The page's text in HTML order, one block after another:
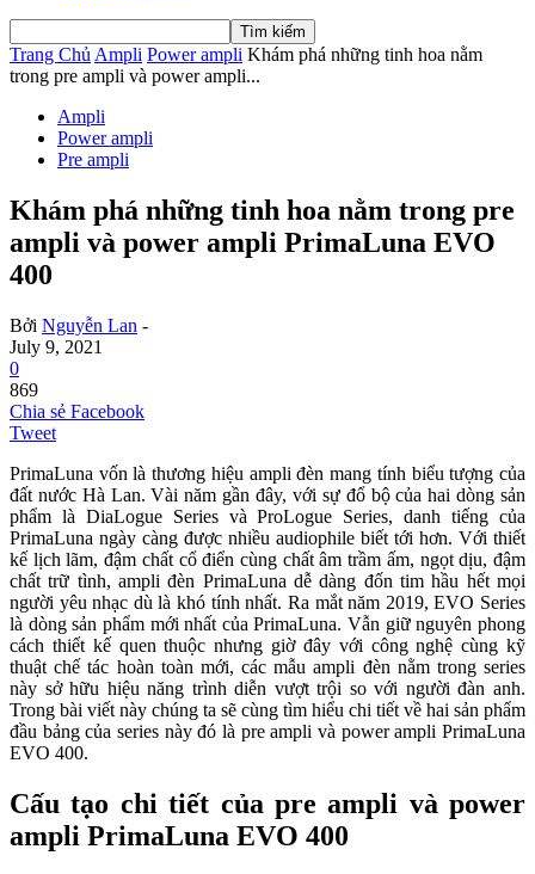
Trang Chủ Ampli Power ampli Khám phá những tinh hoa nằm
trong pre ampli và power ampli...
Ampli
Power ampli
Pre ampli
Khám phá những tinh hoa nằm trong pre
ampli và power ampli PrimaLuna EVO
400
Bởi Nguyễn Lan -
July 9, 2021
0
869
Chia sẻ Facebook
Tweet
PrimaLuna vốn là thương hiệu ampli đèn mang tính biểu tượng của
đất nước Hà Lan. Vài năm gần đây, với sự đổ bộ của hai dòng sản
phẩm là DiaLogue Series và ProLogue Series, danh tiếng của
PrimaLuna ngày càng được nhiều audiophile biết tới hơn. Với thiết
kế lịch lãm, đậm chất cổ điển cùng chất âm trầm ấm, ngọt dịu, đậm
chất trữ tình, ampli đèn PrimaLuna dễ dàng đốn tim hầu hết mọi
người yêu nhạc dù là khó tính nhất. Ra mắt năm 2019, EVO Series
là dòng sản phẩm mới nhất của PrimaLuna. Vẫn giữ nguyên phong
cách thiết kế quen thuộc nhưng giờ đây với công nghệ cùng kỹ
thuật chế tác hoàn toàn mới, các mẫu ampli đèn nằm trong series
này sở hữu hiệu năng trình diễn vượt trội so với người đàn anh.
Trong bài viết này chúng ta sẽ cùng tìm hiểu chi tiết về hai sản phẩm
đầu bảng của series này đó là pre ampli và power ampli PrimaLuna
EVO 400.
Cấu tạo chi tiết của pre ampli và power
ampli PrimaLuna EVO 400